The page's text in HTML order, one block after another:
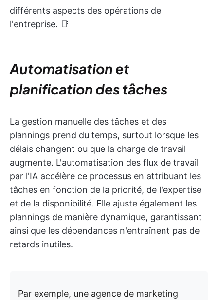
différents aspects des opérations de
l'entreprise. 📑
Automatisation et
planification des tâches
La gestion manuelle des tâches et des
plannings prend du temps, surtout lorsque les
délais changent ou que la charge de travail
augmente. L'automatisation des flux de travail
par l'IA accélère ce processus en attribuant les
tâches en fonction de la priorité, de l'expertise
et de la disponibilité. Elle ajuste également les
plannings de manière dynamique, garantissant
ainsi que les dépendances n'entraînent pas de
retards inutiles.
Par exemple, une agence de marketing